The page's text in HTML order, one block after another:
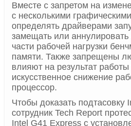
Вместе с запретом на
с несколькими
определять драйверами
замещать или
части рабочей нагрузки
памяти. Также запрещены
влияют на результат
искусственное снижение
процессор.
Чтобы доказать подтасовку
сотрудник Tech Report
Intel G41 Express с